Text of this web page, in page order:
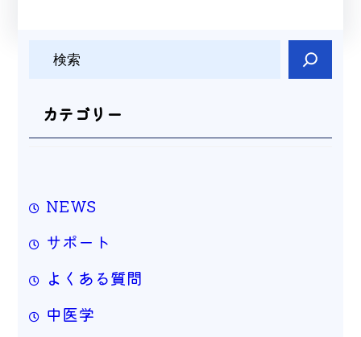
カテゴリー
NEWS
サポート
よくある質問
中医学